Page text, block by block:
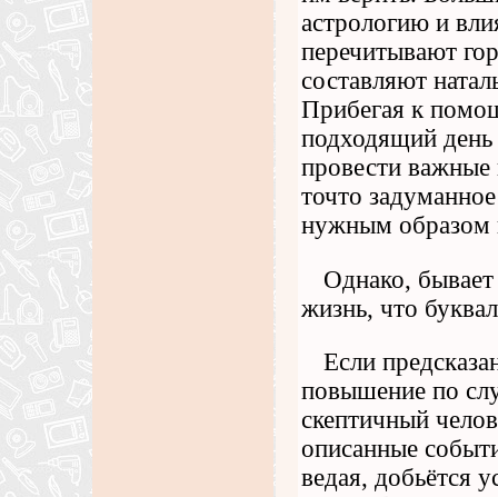
астрологию и
перечитывают
составляют
Прибегая к
подходящий день
провести
точто
нужным образом
Однако, бывает
жизнь, что
Если
повышение по
скептичный
описанные
ведая, добьётся